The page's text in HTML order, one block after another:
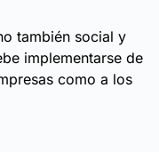
también social y
implementarse de
como a los